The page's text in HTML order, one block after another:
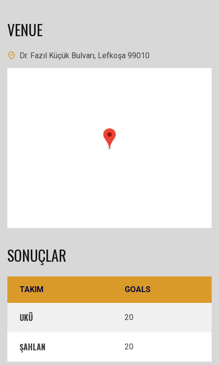
VENUE
Dr. Fazıl Küçük Bulvarı, Lefkoşa 99010
SONUÇLAR
TAKIM GOALS
UKÜ 20
ŞAHLAN 20